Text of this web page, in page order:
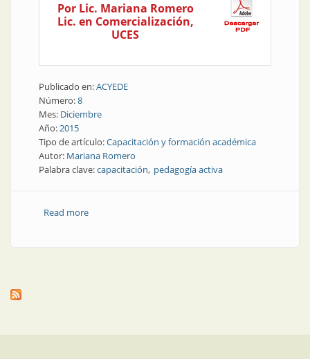
Por Lic. Mariana Romero
Lic. en Comercialización,
UCES
Publicado en:ACYEDE
Número:8
Mes: Diciembre
Año:2015
Tipo de artículo:Capacitación y formación académica
Autor: Mariana Romero
Palabra clave:capacitación pedagogía activa
Read moreabout Capacitación | Nadie lee nada